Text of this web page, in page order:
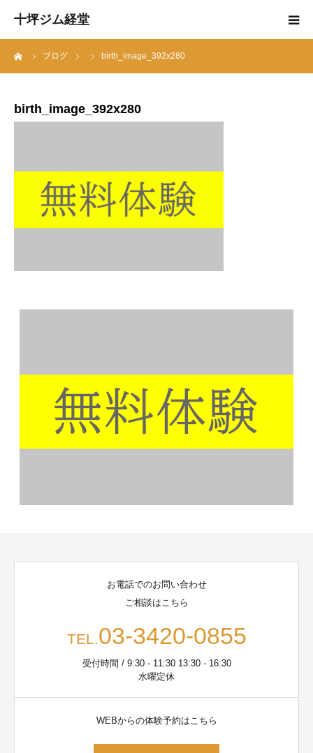
十坪ジム経堂
ブログ birth_image_392x280
birth_image_392x280
お電話でのお問い合わせ
ご相談はこちら
TEL.03-3420-0855
受付時間 / 9:30 - 11:30 13:30 - 16:30
水曜定休
WEBからの体験予約はこちら
トップページ
会費・休日・時間割
スタッフ紹介
会社概要